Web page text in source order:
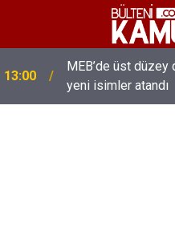
13:00
MEB’de üst
yeni isimler atandı